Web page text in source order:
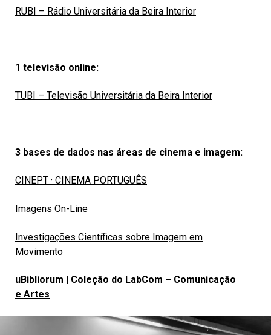
RUBI – Rádio Universitária da Beira Interior
1 televisão online:
TUBI – Televisão Universitária da Beira Interior
3 bases de dados nas áreas de cinema e imagem:
CINEPT · CINEMA PORTUGUÊS
Imagens On-Line
Investigações Científicas sobre Imagem em
Movimento
uBibliorum | Coleção do LabCom – Comunicação
e Artes